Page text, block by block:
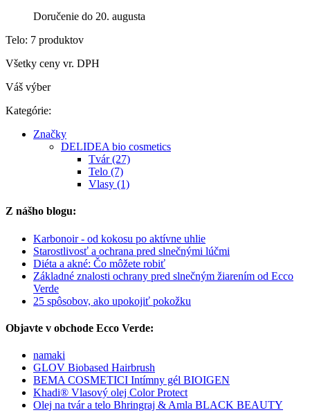
Doručenie do 20. augusta
Telo: 7 produktov
Všetky ceny vr. DPH
Váš výber
Kategórie:
Značky
DELIDEA bio cosmetics
Tvár (27)
Telo (7)
Vlasy (1)
Z nášho blogu:
Karbonoir - od kokosu po aktívne uhlie
Starostlivosť a ochrana pred slnečnými lúčmi
Diéta a akné: Čo môžete robiť
Základné znalosti ochrany pred slnečným žiarením od Ecco
Verde
25 spôsobov, ako upokojiť pokožku
Objavte v obchode Ecco Verde:
namaki
GLOV Biobased Hairbrush
BEMA COSMETICI Intímny gél BIOIGEN
Khadi® Vlasový olej Color Protect
Olej na tvár a telo Bhringraj & Amla BLACK BEAUTY